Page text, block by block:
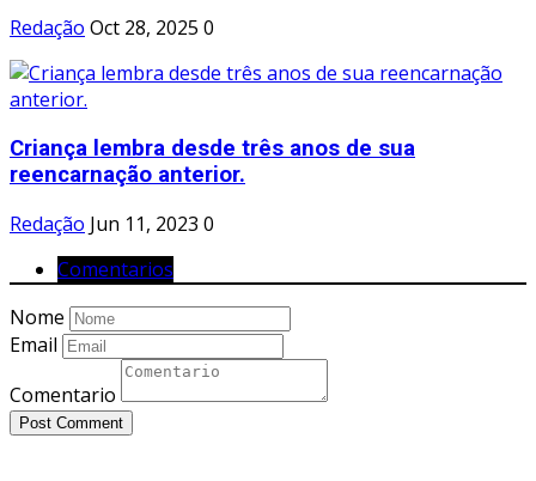
Redação Oct 28, 2025 0
Criança lembra desde três anos de sua
reencarnação anterior.
Redação Jun 11, 2023 0
Comentarios
Nome
Email
Comentario
Post Comment